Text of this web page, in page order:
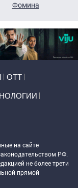
Фомина
ОТТ
на сайте
РФ.
не более трети
прямой